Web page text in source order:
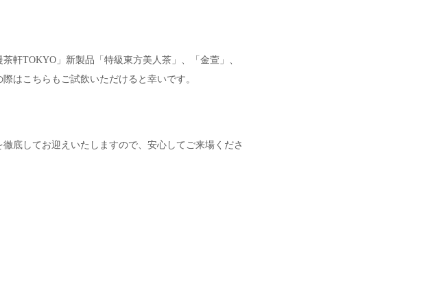
軒TOKYO」新製品「特級東方美人茶」、「金萱」、
はこちらもご試飲いただけると幸いです。
底してお迎えいたしますので、安心してご来場くださ